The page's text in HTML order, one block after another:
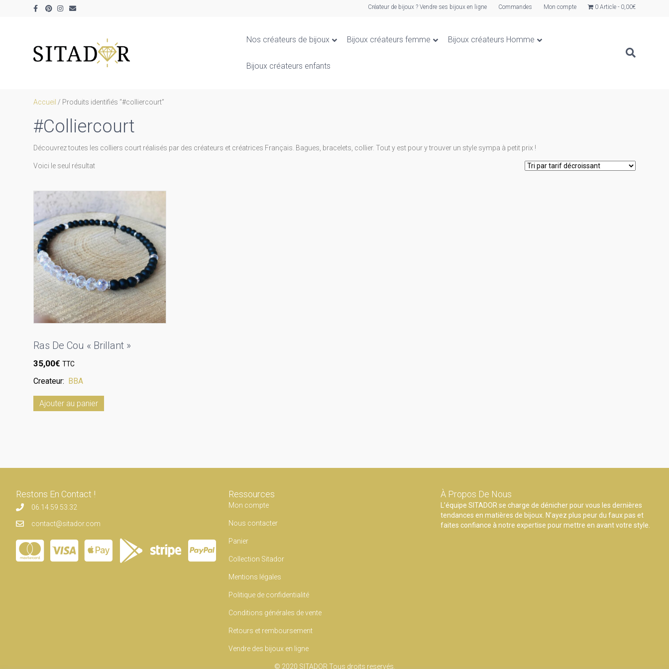
Facebook
PinterestInstagram
Email Créateur de bijoux ? Vendre ses bijoux en ligne Commandes Mon compte 0 Article 0,00€
Nos créateurs de bijoux Bijoux créateurs femme Bijoux créateurs Homme
Bijoux créateurs enfants
Accueil / Produits identifiés “#colliercourt”
#colliercourt
Découvrez toutes les colliers court réalisés par des créateurs et créatrices Français. Bagues, bracelets, collier. Tout y est pour y trouver un style sympa à petit prix !
Voici le seul résultat
Ras De Cou « Brillant »
35,00€ TTC
Createur: BBA
Ajouter au panier
Restons En Contact !
06.14.59.53.32
contact@sitador.com
Ressources
Mon compte
Nous contacter
Panier
Collection Sitador
Mentions légales
Politique de confidentialité
Conditions générales de vente
Retours et remboursement
Vendre des bijoux en ligne
À Propos De Nous
L’équipe SITADOR se charge de dénicher pour vous les dernières
tendances en matières de bijoux. N’ayez plus peur du faux pas et
faites confiance à notre expertise pour mettre en avant votre style.
© 2020 SITADOR Tous droits reservés.